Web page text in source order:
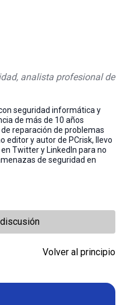
analista profesional de
seguridad informática y
de más de 10 años
reparación de problemas
editor y autor de PCrisk, llevo
Twitter y LinkedIn para no
de seguridad en
Volver al principio